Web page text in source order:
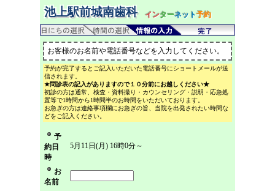
池上駅前城南歯科 インターネット予約
お客様のお名前や電話番号などを入力してください。
予約が完了するとご記入いただいた電話番号にショートメールが送
信されます。
★問診表の記入がありますので１０分前にお越しください★
初診の方は通常、検査・資料撮り・カウンセリング・説明・応急処
置等で1時間から1時間半のお時間をいただいております。
お急ぎの方は連絡事項欄にお急ぎの旨、当院を出発されたい時間な
どをご記入ください。
予
約日
時
5月11日(月) 16時0分～
お
名前